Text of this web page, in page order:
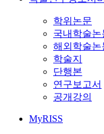
학위논문
국내학술논
해외학술논
학술지
단행본
연구보고서
공개강의
MyRISS